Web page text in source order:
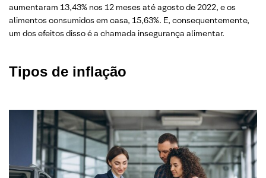
aumentaram 13,43% nos 12 meses até agosto de 2022, e os
alimentos consumidos em casa, 15,63%. E, consequentemente,
um dos efeitos disso é a chamada insegurança alimentar.
Tipos de inflação